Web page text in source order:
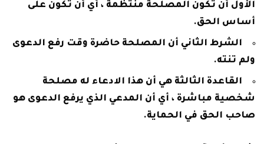
الأول أن تكون المصلحة منتظمة ، أي أن تكون على
أساس الحق.
الشرط الثاني أن المصلحة حاضرة وقت رفع الدعوى
ولم تنته.
القاعدة الثالثة هي أن هذا الادعاء له مصلحة
شخصية مباشرة ، أي أن المدعي الذي يرفع الدعوى هو
صاحب الحق في الحماية.